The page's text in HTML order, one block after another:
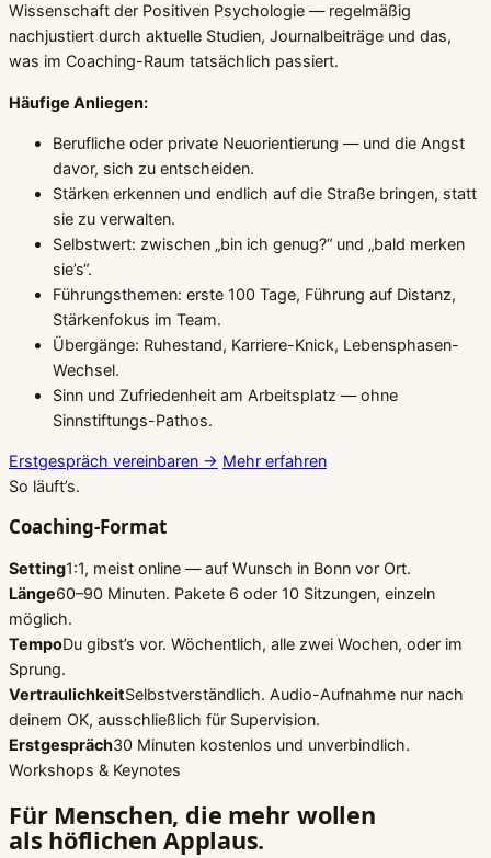
Wissenschaft der Positiven Psychologie — regelmäßig
nachjustiert durch aktuelle Studien, Journalbeiträge und das,
was im Coaching-Raum tatsächlich passiert.
Häufige Anliegen:
Berufliche oder private Neuorientierung — und die Angst
davor, sich zu entscheiden.
Stärken erkennen und endlich auf die Straße bringen, statt
sie zu verwalten.
Selbstwert: zwischen „bin ich genug?“ und „bald merken
sie’s“.
Führungsthemen: erste 100 Tage, Führung auf Distanz,
Stärkenfokus im Team.
Übergänge: Ruhestand, Karriere-Knick, Lebensphasen-
Wechsel.
Sinn und Zufriedenheit am Arbeitsplatz — ohne
Sinnstiftungs-Pathos.
Erstgespräch vereinbaren → Mehr erfahren
So läuft’s.
Coaching-Format
Setting1:1, meist online — auf Wunsch in Bonn vor Ort.
Länge60–90 Minuten. Pakete 6 oder 10 Sitzungen, einzeln
möglich.
TempoDu gibst’s vor. Wöchentlich, alle zwei Wochen, oder im
Sprung.
VertraulichkeitSelbstverständlich. Audio-Aufnahme nur nach
deinem OK, ausschließlich für Supervision.
Erstgespräch30 Minuten kostenlos und unverbindlich.
Workshops & Keynotes
Für Menschen, die mehr wollen
als höflichen Applaus.